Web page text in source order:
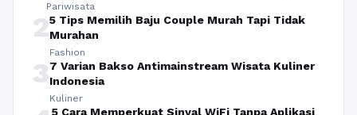
Pariwisata
25 Tips Memilih Baju Couple Murah Tapi Tidak
Murahan
Fashion
37 Varian Bakso Antimainstream Wisata Kuliner
Indonesia
Kuliner
5 Cara Memperkuat Sinyal WiFi Tanpa Aplikasi